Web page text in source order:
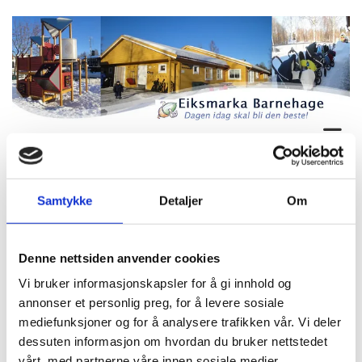
Samtykke Detaljer Om
Denne nettsiden anvender cookies
Vi bruker informasjonskapsler for å gi innhold og
annonser et personlig preg, for å levere sosiale
mediefunksjoner og for å analysere trafikken vår. Vi deler
dessuten informasjon om hvordan du bruker nettstedet
planleggingsdager barnehageåret 2025-2026: 14-15.08.25-
Vi har stengt mandag-tirsdag og onsdag før skjærtorsdag og
NB!!!! I våre vedtekter er det medlemmer av Eiksmarka
tomtesameie som har prioritet når det gjelder opptak.